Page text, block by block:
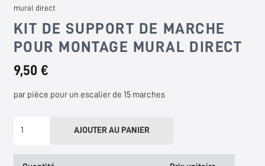
mural direct
KIT DE SUPPORT DE MARCHE
POUR MONTAGE MURAL DIRECT
9,50 €
par pièce pour un escalier de 15 marches
Stufenauflager-
AJOUTER AU PANIER